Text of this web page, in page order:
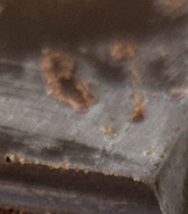
★☆☆☆☆
Meta
Privacy Policy